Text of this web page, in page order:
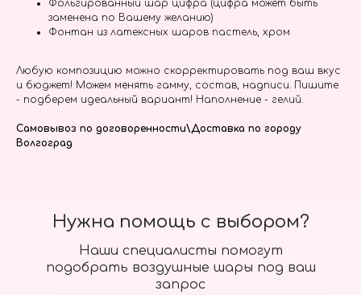
Фольгированный шар цифра (цифра может быть
заменена по Вашему желанию)
Фонтан из латексных шаров пастель, хром
Любую композицию можно скорректировать под ваш вкус
и бюджет! Можем менять гамму, состав, надписи. Пишите
- подберем идеальный вариант! Наполнение - гелий.
Самовывоз по договоренности\Доставка по городу
Волгоград
Наши специалисты помогут
подобрать воздушные шары под ваш
запрос
Нужна помощь с выбором?